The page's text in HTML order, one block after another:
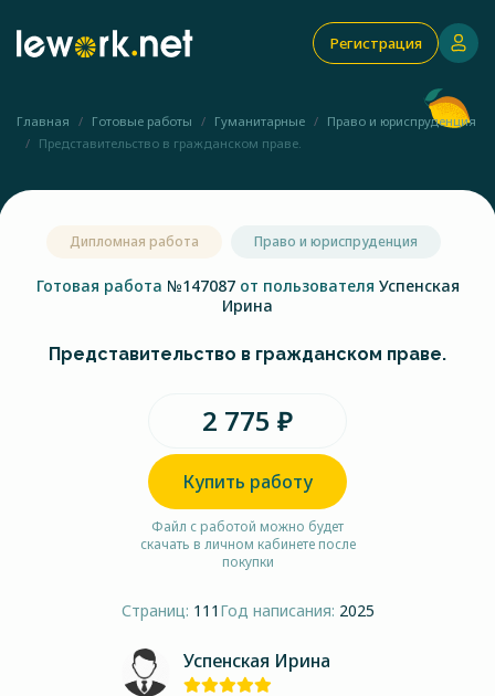
Регистрация
Главная Готовые работы Гуманитарные
Право и юриспруденция
Представительство в гражданском праве.
Дипломная работа Право и юриспруденция
Готовая работа №147087 от пользователя Успенская
Ирина
Представительство в гражданском праве.
2 775 ₽
Купить работу
Файл с работой можно будет
скачать в личном кабинете после
покупки
Страниц: 111 Год написания: 2025
Успенская Ирина